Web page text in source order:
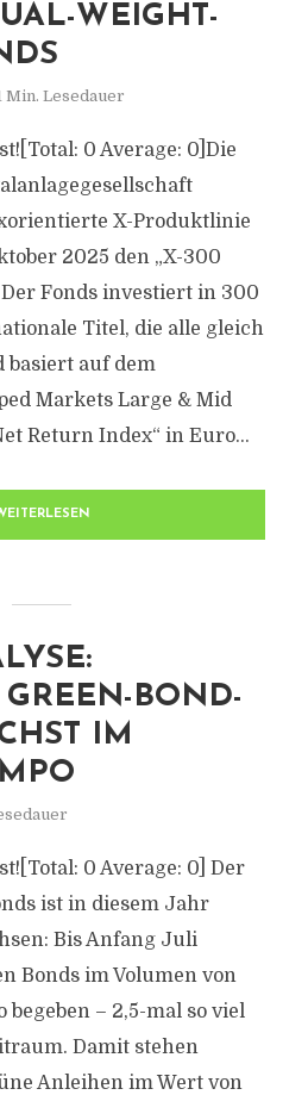
WEIGHT-
Min. Lesedauer
0 Average: 0]Die
X-Produktlinie
2025 den „X-300
Fonds investiert in 300
Titel, die alle gleich
basiert auf dem
Markets Large & Mid
Return Index“ in Euro...
BOND-
IM
0 Average: 0] Der
ist in diesem Jahr
Bis Anfang Juli
Bonds im Volumen von
– 2,5-mal so viel
Damit stehen
Anleihen im Wert von